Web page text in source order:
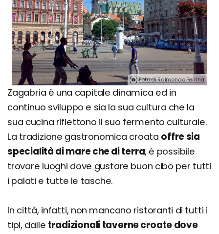
Foto di Raimondo Perrina.
Zagabria è una capitale dinamica ed in
continuo sviluppo e sia la sua cultura che la
sua cucina riflettono il suo fermento culturale.
La tradizione gastronomica croata offre sia
specialità di mare che di terra, è possibile
trovare luoghi dove gustare buon cibo per tutti
i palati e tutte le tasche.
In città, infatti, non mancano ristoranti di tutti i
tipi, dalle tradizionali taverne croate dove